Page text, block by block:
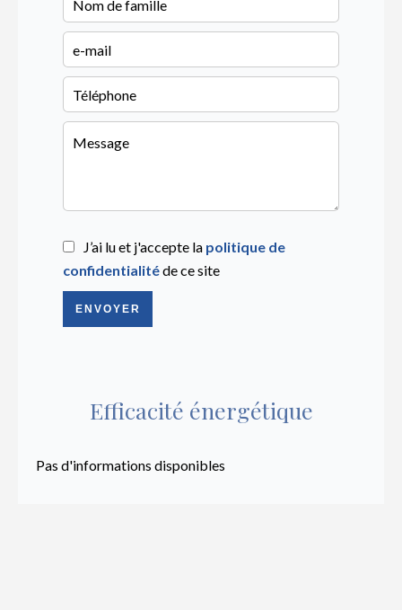
J’ai lu et j'accepte la politique de
confidentialitéde ce site
ENVOYER
Efficacité énergétique
Pas d'informations disponibles